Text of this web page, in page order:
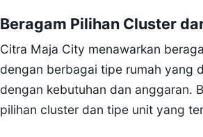
Beragam Pilihan Cluster
Citra Maja City menawarkan
dengan berbagai tipe rumah yang
dengan kebutuhan dan anggaran.
pilihan cluster dan tipe unit yang